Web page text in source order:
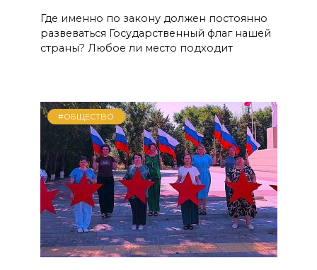
Где именно по закону должен постоянно
развеваться Государственный флаг нашей
страны? Любое ли место подходит
#ОБЩЕСТВО